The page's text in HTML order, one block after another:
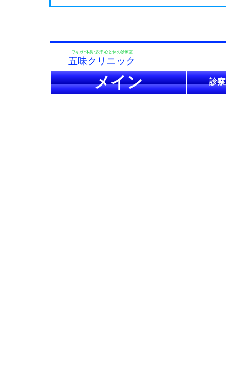
ワキガ･体臭･多汗 心と体の診療室
五味クリニック
メイン 診